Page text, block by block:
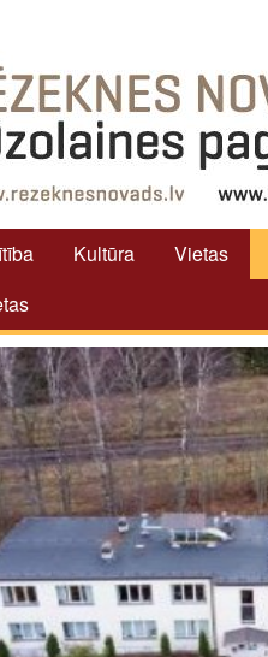
Kultūra Vietas